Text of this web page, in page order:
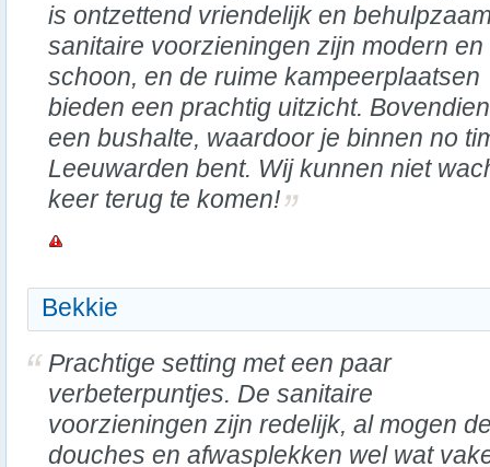
is ontzettend vriendelijk en
sanitaire voorzieningen zijn modern en
schoon, en de ruime kampeerplaatsen
bieden een prachtig uitzicht.
een bushalte, waardoor je binnen no
Leeuwarden bent. Wij kunnen niet
keer terug te komen!
Bekkie
Prachtige setting met een paar
verbeterpuntjes. De sanitaire
voorzieningen zijn redelijk, al mogen
douches en afwasplekken wel wat